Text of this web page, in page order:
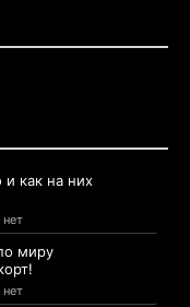
и как на них
миру